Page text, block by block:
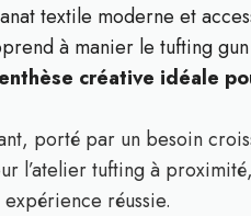
textile moderne et
à manier le tufting
créative idéale
porté par un besoin
l’atelier tufting à
réussie.